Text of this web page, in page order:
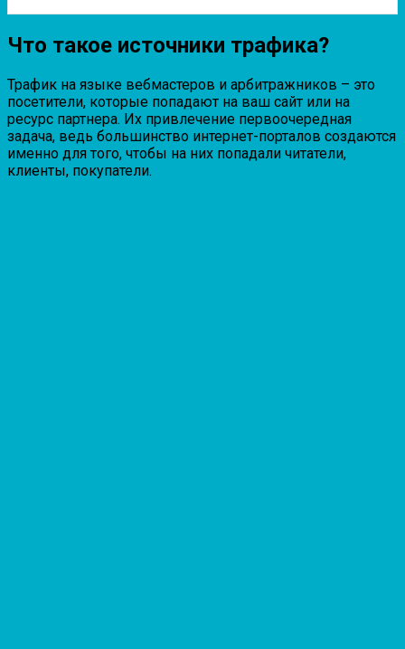
Что такое источники трафика?
Трафик на языке вебмастеров и арбитражников – это
посетители, которые попадают на ваш сайт или на
ресурс партнера. Их привлечение первоочередная
задача, ведь большинство интернет-порталов создаются
именно для того, чтобы на них попадали читатели,
клиенты, покупатели.